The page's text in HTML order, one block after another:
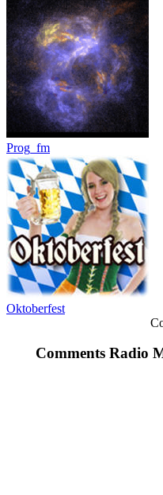
Prog_fm
Oktoberfest
Comments Radio